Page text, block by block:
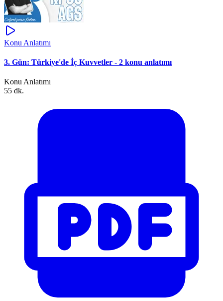
Konu Anlatımı
3. Gün: Türkiye'de İç Kuvvetler - 2 konu anlatımı
Konu Anlatımı
55 dk.